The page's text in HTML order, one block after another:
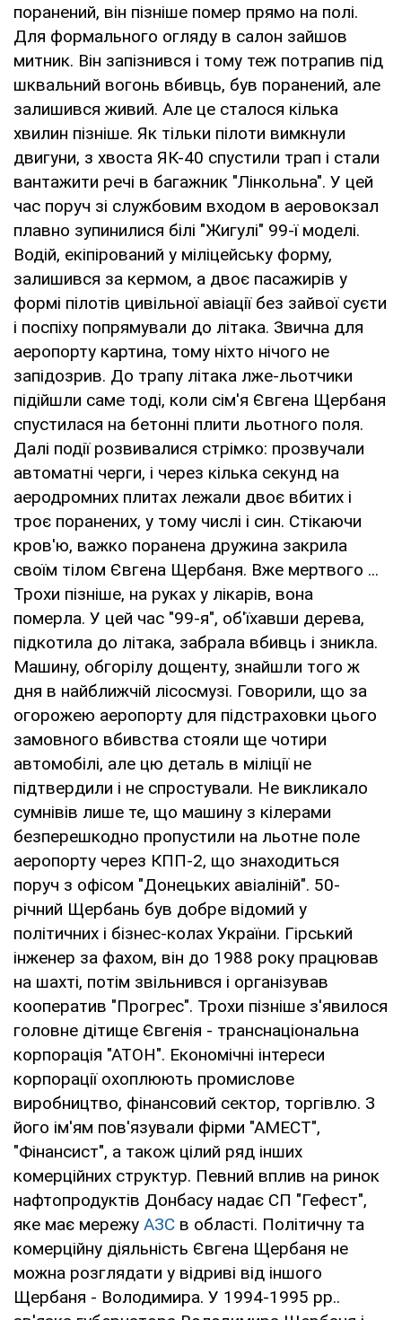
поранений, він пізніше помер прямо на полі.
Для формального огляду в салон зайшов
митник. Він запізнився і тому теж потрапив під
шквальний вогонь вбивць, був поранений, але
залишився живий. Але це сталося кілька
хвилин пізніше. Як тільки пілоти вимкнули
двигуни, з хвоста ЯК-40 спустили трап і стали
вантажити речі в багажник "Лінкольна". У цей
час поруч зі службовим входом в аеровокзал
плавно зупинилися білі "Жигулі" 99-ї моделі.
Водій, екіпірований у міліцейську форму,
залишився за кермом, а двоє пасажирів у
формі пілотів цивільної авіації без зайвої суєти
і поспіху попрямували до літака. Звична для
аеропорту картина, тому ніхто нічого не
запідозрив. До трапу літака лже-льотчики
підійшли саме тоді, коли сім'я Євгена Щербаня
спустилася на бетонні плити льотного поля.
Далі події розвивалися стрімко: прозвучали
автоматні черги, і через кілька секунд на
аеродромних плитах лежали двоє вбитих і
троє поранених, у тому числі і син. Стікаючи
кров'ю, важко поранена дружина закрила
своїм тілом Євгена Щербаня. Вже мертвого ...
Трохи пізніше, на руках у лікарів, вона
померла. У цей час "99-я", об'їхавши дерева,
підкотила до літака, забрала вбивць і зникла.
Машину, обгорілу дощенту, знайшли того ж
дня в найближчій лісосмузі. Говорили, що за
огорожею аеропорту для підстраховки цього
замовного вбивства стояли ще чотири
автомобілі, але цю деталь в міліції не
підтвердили і не спростували. Не викликало
сумнівів лише те, що машину з кілерами
безперешкодно пропустили на льотне поле
аеропорту через КПП-2, що знаходиться
поруч з офісом "Донецьких авіаліній". 50-
річний Щербань був добре відомий у
політичних і бізнес-колах України. Гірський
інженер за фахом, він до 1988 року працював
на шахті, потім звільнився і організував
кооператив "Прогрес". Трохи пізніше з'явилося
головне дітище Євгенія - транснаціональна
корпорація "АТОН". Економічні інтереси
корпорації охоплюють промислове
виробництво, фінансовий сектор, торгівлю. З
його ім'ям пов'язували фірми "АМЕСТ",
"Фінансист", а також цілий ряд інших
комерційних структур. Певний вплив на ринок
нафтопродуктів Донбасу надає СП "Гефест",
яке має мережу АЗС в області. Політичну та
комерційну діяльність Євгена Щербаня не
можна розглядати у відриві від іншого
Щербаня - Володимира. У 1994-1995 рр..